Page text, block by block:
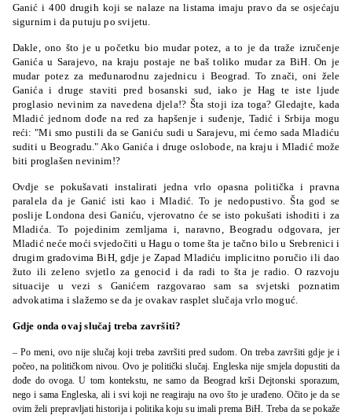
Ganić i 400 drugih koji se nalaze na listama imaju pravo da se osjećaju
sigurnim i da putuju po svijetu.
Dakle, ono što je u početku bio mudar potez, a to je da traže izručenje
Ganića u Sarajevo, na kraju postaje ne baš toliko mudar za BiH. On je
mudar potez za međunarodnu zajednicu i Beograd. To znači, oni žele
Ganića i druge staviti pred bosanski sud, iako je Hag te iste ljude
proglasio nevinim za navedena djela!? Šta stoji iza toga? Gledajte, kada
Mladić jednom dođe na red za hapšenje i suđenje, Tadić i Srbija mogu
reći: "Mi smo pustili da se Ganiću sudi u Sarajevu, mi ćemo sada Mladiću
suditi u Beogradu." Ako Ganića i druge oslobode, na kraju i Mladić može
biti proglašen nevinim!?
Ovdje se pokušavati instalirati jedna vrlo opasna politička i pravna
paralela da je Ganić isti kao i Mladić. To je nedopustivo. Šta god se
poslije Londona desi Ganiću, vjerovatno će se isto pokušati ishoditi i za
Mladića. To pojedinim zemljama i, naravno, Beogradu odgovara, jer
Mladić neće moći svjedočiti u Hagu o tome šta je tačno bilo u Srebrenici i
drugim gradovima BiH, gdje je Zapad Mladiću implicitno poručio ili dao
žuto ili zeleno svjetlo za genocid i da radi to šta je radio. O razvoju
situacije u vezi s Ganićem razgovarao sam sa svjetski poznatim
advokatima i slažemo se da je ovakav rasplet slučaja vrlo moguć.
Gdje onda ovaj slučaj treba završiti?
– Po meni, ovo nije slučaj koji treba završiti pred sudom. On treba završiti gdje je i
počeo, na političkom nivou. Ovo je politički slučaj. Engleska nije smjela dopustiti da
dođe do ovoga. U tom kontekstu, ne samo da Beograd krši Dejtonski sporazum,
nego i sama Engleska, ali i svi koji ne reagiraju na ovo što je urađeno. Očito je da se
ovim želi prepravljati historija i politika koju su imali prema BiH. Treba da se pokaže